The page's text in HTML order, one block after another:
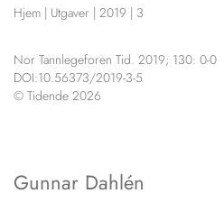
HENVISNINGER
KURSKALENDER
STILLINGER
KJØP & SALG
Hjem | Utgaver | 2019 | 3
Nor Tannlegeforen Tid. 2019; 130: 0-0
DOI:10.56373/2019-3-5
© Tidende 2026
Gunnar Dahlén